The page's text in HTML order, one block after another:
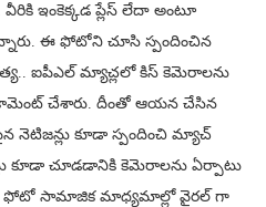
వీరికి ఇంకెక్కడ ప్లేస్ లేదా అంటూ
ఈ ఫోటోని చూసి స్పందించిన
ఐపీఎల్ మ్యాచ్లలో కిస్ కెమెరాలను
చేశారు. దీంతో ఆయన చేసిన
కూడా స్పందించి మ్యాచ్
కూడా చూడడానికి కెమెరాలను ఏర్పాటు
ఫోటో సామాజిక మాధ్యమాల్లో వైరల్ గా